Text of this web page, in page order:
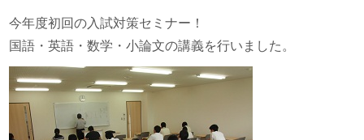
今年度初回の入試対策セミナー！
国語・英語・数学・小論文の講義を行いました。